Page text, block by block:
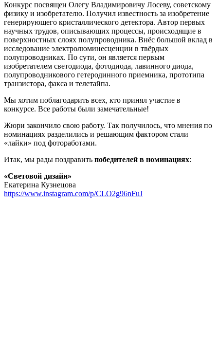
Конкурс посвящен Олегу Владимировичу Лосеву, советскому
физику и изобретателю. Получил известность за изобретение
генерирующего кристаллического детектора. Автор первых
научных трудов, описывающих процессы, происходящие в
поверхностных слоях полупроводника. Внёс большой вклад в
исследование электролюминесценции в твёрдых
полупроводниках. По сути, он является первым
изобретателем светодиода, фотодиода, лавинного диода,
полупроводникового гетеродинного приемника, прототипа
транзистора, факса и телетайпа.
Мы хотим поблагодарить всех, кто принял участие в
конкурсе. Все работы были замечательные!
Жюри закончило свою работу. Так получилось, что мнения по
номинациях разделились и решающим фактором стали
«лайки» под фотоработами.
Итак, мы рады поздравить победителей в номинациях:
«Световой дизайн»
Екатерина Кузнецова
https://www.instagram.com/p/CLO2g96nFuJ